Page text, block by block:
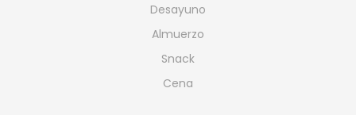
Desayuno
Almuerzo
Snack
Cena